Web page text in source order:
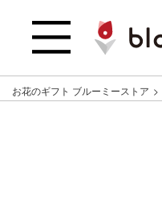
お花のギフト ブルーミーストア